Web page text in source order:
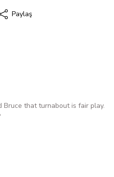
Paylaş
Bruce that turnabout is fair play.